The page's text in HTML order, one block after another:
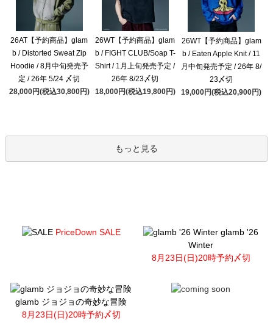
26AT【予約商品】glam
b / Distorted Sweat Zip
Hoodie / 8月中旬発売予
定 / 26年 5/24 〆切
28,000円(税込30,800円)
26WT【予約商品】glam
b / FIGHT CLUB/Soap T-
Shirt / 1月上旬発売予定 /
26年 8/23〆切
18,000円(税込19,800円)
26WT【予約商品】glam
b / Eaten Apple Knit / 11
月中旬発売予定 / 26年 8/
23〆切
19,000円(税込20,900円)
もっと見る
PriceDown SALE
glamb '26
Winter
8月23日(日)20時予約〆切
glamb ジョジョの奇妙な冒険
8月23日(日)20時予約〆切